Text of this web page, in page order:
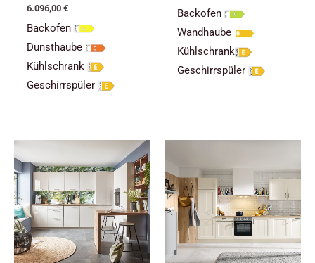
6.096,00 €
Backofen
Dunsthaube
Kühlschrank
Geschirrspüler
Backofen
Wandhaube
Kühlschrank
Geschirrspüler